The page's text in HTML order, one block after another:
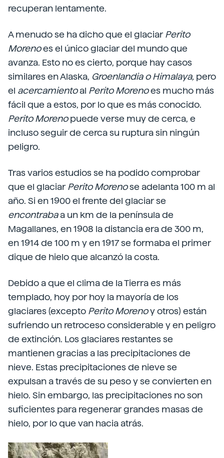
recuperan lentamente.
A menudo se ha dicho que el glaciarPerito
Morenoes el único glaciar del mundo que
avanza. Esto no es cierto, porque hay casos
similares en Alaska, Groenlandia o Himalaya, pero
el acercamientoal Perito Morenoes mucho más
fácil que a estos, por lo que es más conocido.
Perito Morenopuede verse muy de cerca, e
incluso seguir de cerca su ruptura sin ningún
peligro.
Tras varios estudios se ha podido comprobar
que el glaciarPerito Morenose adelanta 100 m al
año. Si en 1900 el frente del glaciar se
encontrabaa un km de la península de
Magallanes, en 1908 la distancia era de 300 m,
en 1914 de 100 m y en 1917 se formaba el primer
dique de hielo que alcanzó la costa.
Debido a que el clima de la Tierra es más
templado, hoy por hoy la mayoría de los
glaciares (excepto Perito Morenoy otros) están
sufriendo un retroceso considerable y en peligro
de extinción. Los glaciares restantes se
mantienen gracias a las precipitaciones de
nieve. Estas precipitaciones de nieve se
expulsan a través de su peso y se convierten en
hielo. Sin embargo, las precipitaciones no son
suficientes para regenerar grandes masas de
hielo, por lo que van hacia atrás.